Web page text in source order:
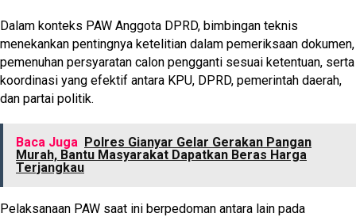
Dalam konteks PAW Anggota DPRD, bimbingan teknis
menekankan pentingnya ketelitian dalam pemeriksaan dokumen,
pemenuhan persyaratan calon pengganti sesuai ketentuan, serta
koordinasi yang efektif antara KPU, DPRD, pemerintah daerah,
dan partai politik.
Baca Juga Polres Gianyar Gelar Gerakan Pangan
Murah, Bantu Masyarakat Dapatkan Beras Harga
Terjangkau
Pelaksanaan PAW saat ini berpedoman antara lain pada